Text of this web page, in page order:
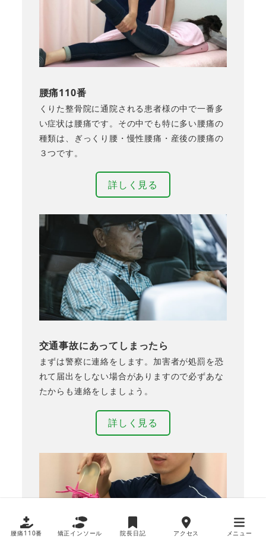
腰痛110番
くりた整骨院に通院される患者様の中で一番多
い症状は腰痛です。その中でも特に多い腰痛の
種類は、ぎっくり腰・慢性腰痛・産後の腰痛の
３つです。
詳しく見る
交通事故にあってしまったら
まずは警察に連絡をします。加害者が処罰を恐
れて届出をしない場合がありますので必ずあな
たからも連絡をしましょう。
詳しく見る
腰痛110番 矯正インソール 院長日記 アクセス メニュー